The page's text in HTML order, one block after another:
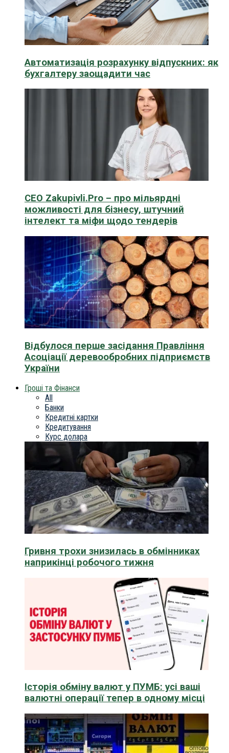
Автоматизація розрахунку відпускних: як
бухгалтеру заощадити час
CEO Zakupivli.Pro – про мільярдні
можливості для бізнесу, штучний
інтелект та міфи щодо тендерів
Відбулося перше засідання Правління
Асоціації деревообробних підприємств
України
Гроші та Фінанси
All
Банки
Кредитні картки
Кредитування
Курс долара
Гривня трохи знизилась в обмінниках
наприкінці робочого тижня
Історія обміну валют у ПУМБ: усі ваші
валютні операції тепер в одному місці